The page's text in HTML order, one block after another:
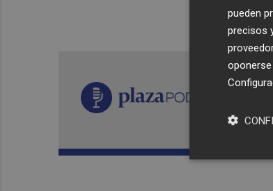
pueden
precisos
oponerse